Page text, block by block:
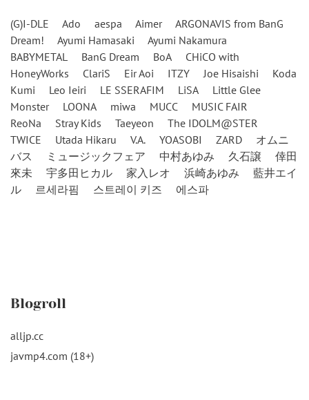
(G)I-DLE Ado aespa Aimer
ARGONAVIS from BanG
Dream!
Ayumi Hamasaki
Ayumi Nakamura
BABYMETAL
BanG Dream BoA
CHiCO with
HoneyWorks
ClariS Eir Aoi ITZY Joe Hisaishi
Koda
Kumi
Leo Ieiri LE SSERAFIM LiSA
Little Glee
Monster
LOONA miwa MUCC
MUSIC FAIR
ReoNa
Stray Kids Taeyeon
The IDOLM@STER
TWICE
Utada Hikaru V.A. YOASOBI ZARD
オムニ
バス
ミュージックフェア 中村あゆみ 久石譲
倖田
來未
宇多田ヒカル 家入レオ 浜崎あゆみ
藍井エイ
ル
르세라핌 스트레이 키즈 에스파
Blogroll
alljp.cc
javmp4.com (18+)